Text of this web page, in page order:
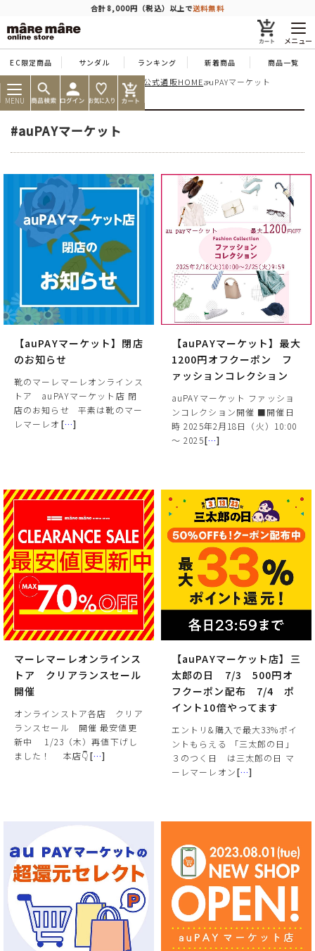
合計8,000円（税込）以上で送料無料
メニュー
EC限定商品 サンダル ランキング 新着商品 商品一覧
MENU
痛くならない靴ならマーレマーレ公式通販HOMEauPAYマーケット
#auPAYマーケット
【auPAYマーケット】閉店
のお知らせ
靴のマーレマーレオンラインス
トア auPAYマーケット店 閉
店のお知らせ 平素は靴のマー
レマーレオ […]
【auPAYマーケット】最大
1200円オフクーポン フ
ァッションコレクション
auPAYマーケット ファッショ
ンコレクション開催 ■開催日
時 2025年2月18日（火）10:00
～ 2025[…]
マーレマーレオンラインス
トア クリアランスセール
開催
オンラインストア各店 クリア
ランスセール 開催 最安値更
新中 1/23（木）再値下げし
ました！ 本店👇[…]
【auPAYマーケット店】三
太郎の日 7/3 500円オ
フクーポン配布 7/4 ポ
イント10倍やってます
エントリ&購入で最大33%ポイ
ントもらえる 「三太郎の日」
３のつく日 は三太郎の日 マ
ーレマーレオン[…]
商品を探す
人気ワード #コンフォート #パンプス #スニーカー #ブーツ
タイプ
カテゴリー
特徴
カラー
ヒールの高さ
絞り込んで検索する